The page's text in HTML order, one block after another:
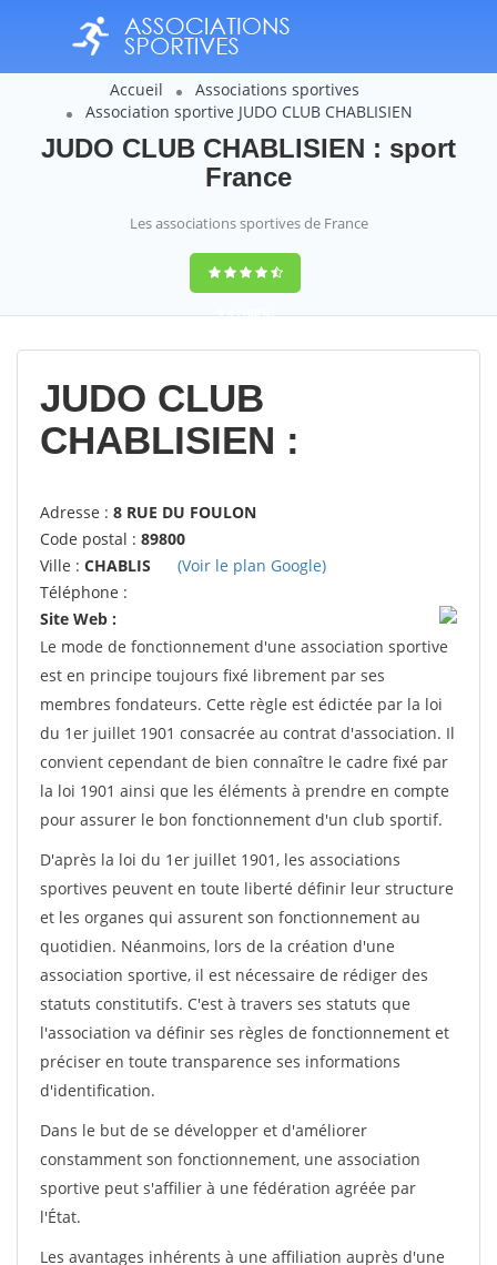
Accueil
Associations sportives
Association sportive JUDO CLUB CHABLISIEN
JUDO CLUB CHABLISIEN : sport
France
Les associations sportives de France
9,4(100%)
14358votes
JUDO CLUB
CHABLISIEN :
Adresse : 8 RUE DU FOULON
Code postal : 89800
Ville : CHABLIS
(Voir le plan Google)
Téléphone :
Site Web :
Le mode de fonctionnement d'une association sportive
est en principe toujours fixé librement par ses
membres fondateurs. Cette règle est édictée par la loi
du 1er juillet 1901 consacrée au contrat d'association. Il
convient cependant de bien connaître le cadre fixé par
la loi 1901 ainsi que les éléments à prendre en compte
pour assurer le bon fonctionnement d'un club sportif.
D'après la loi du 1er juillet 1901, les associations
sportives peuvent en toute liberté définir leur structure
et les organes qui assurent son fonctionnement au
quotidien. Néanmoins, lors de la création d'une
association sportive, il est nécessaire de rédiger des
statuts constitutifs. C'est à travers ses statuts que
l'association va définir ses règles de fonctionnement et
préciser en toute transparence ses informations
d'identification.
Dans le but de se développer et d'améliorer
constamment son fonctionnement, une association
sportive peut s'affilier à une fédération agréée par
l'État.
Les avantages inhérents à une affiliation auprès d'une